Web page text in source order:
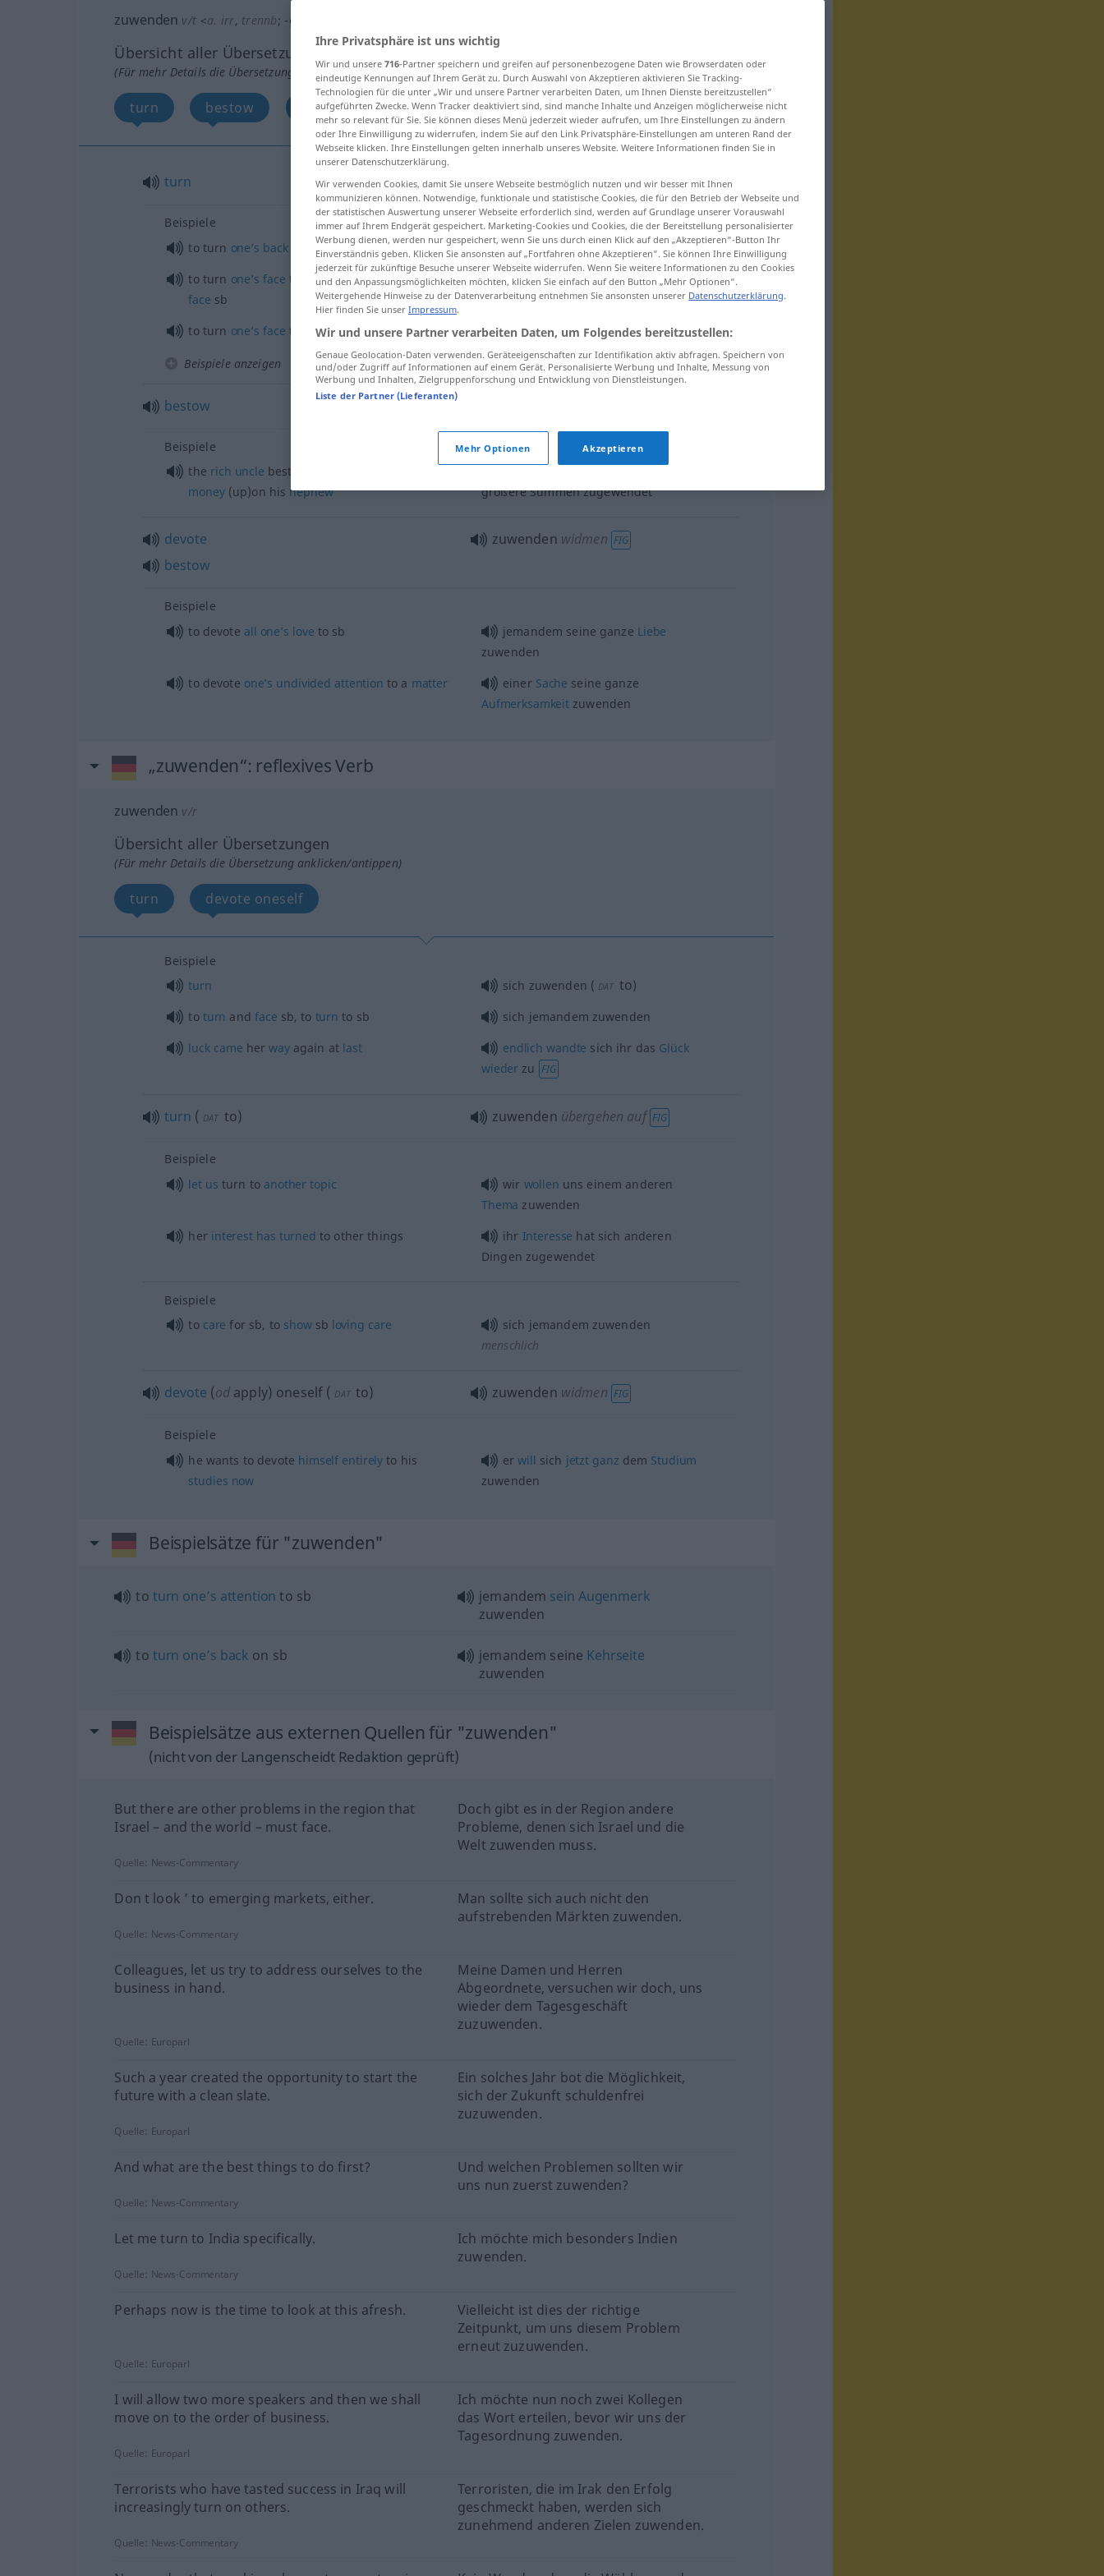
zuwenden v/t <a. irr, trennb; -ge-
Übersicht aller Übersetzungen
(Für mehr Details die Übersetzung anklicken/antippen)
turn bestow devote, bestow
turn zuwendenzukehren
Beispiele
to turn one’s backon sb jemandem denRückenzuwenden
to turn one’s face toward(s)sb, to (turn to)
face sb
jemandem das Gesichtzuwenden
to turn one’s face toward(s) thesun dasGesichtderSonnezuwenden
Beispiele anzeigen
bestow
Beispiele
the rich uncle bestowed
money(up)on his nephew
größere Summen zugewendet
devote
bestow
zuwenden widmen FIG
Beispiele
to devote all one’s love tosb jemandem seine ganze Liebe
zuwenden
to devote one’s undivided attention to a matter einer Sache seine ganze
Aufmerksamkeit zuwenden
„zuwenden“: reflexives Verb
zuwenden v/r
Übersicht aller Übersetzungen
(Für mehr Details die Übersetzung anklicken/antippen)
turn devote oneself
Beispiele
turn
sich zuwenden ( DAT to)
to turn and face sb, to turn to sb
sich jemandem zuwenden
luck came herwayagain at last endlich wandte sich ihr das Glück
wieder zu FIG
turn ( DAT to) zuwenden übergehen auf FIG
Beispiele
let us turn to another topic wir wollen uns einem anderen
Thema zuwenden
her interest has turned to other things ihr Interesse hat sich anderen
Dingen zugewendet
Beispiele
to care forsb, to showsb loving care
sich jemandem zuwenden
menschlich
devote (od apply) oneself ( DAT to) zuwenden widmen FIG
Beispiele
he wants to devote himself entirely to his
studies now
erwill sich jetzt ganz dem Studium
zuwenden
Beispielsätze für "zuwenden"
to turn one’s attention to sb jemandem sein Augenmerk
zuwenden
to turn one’s back on sb jemandem seine Kehrseite
zuwenden
Beispielsätze aus externen Quellen für "zuwenden"
(nicht von der Langenscheidt Redaktion geprüft)
But there are other problems in the region that
Israel – and the world – must face.
Doch gibt es in der Region andere
Probleme, denen sich Israel und die
Welt zuwenden muss.
Quelle: News-Commentary
Don t look ’ to emerging markets, either.
Man sollte sich auch nicht den
aufstrebenden Märkten zuwenden.
Quelle: News-Commentary
Colleagues, let us try to address ourselves to the
business in hand.
Meine Damen und Herren
Abgeordnete, versuchen wir doch, uns
wieder dem Tagesgeschäft
zuzuwenden.
Quelle: Europarl
Such a year created the opportunity to start the
future with a clean slate.
Ein solches Jahr bot die Möglichkeit,
sich der Zukunft schuldenfrei
zuzuwenden.
Quelle: Europarl
And what are the best things to do first?
Und welchen Problemen sollten wir
uns nun zuerst zuwenden?
Quelle: News-Commentary
Let me turn to India specifically.
Ich möchte mich besonders Indien
zuwenden.
Quelle: News-Commentary
Perhaps now is the time to look at this afresh.
Vielleicht ist dies der richtige
Zeitpunkt, um uns diesem Problem
erneut zuzuwenden.
Quelle: Europarl
I will allow two more speakers and then we shall
move on to the order of business.
Ich möchte nun noch zwei Kollegen
das Wort erteilen, bevor wir uns der
Tagesordnung zuwenden.
Quelle: Europarl
Terrorists who have tasted success in Iraq will
increasingly turn on others.
Terroristen, die im Irak den Erfolg
geschmeckt haben, werden sich
zunehmend anderen Zielen zuwenden.
Quelle: News-Commentary
Ihre Privatsphäre ist uns wichtig
Wir und unsere 716-Partner speichern und greifen auf personenbezogene Daten wie Browserdaten oder
eindeutige Kennungen auf Ihrem Gerät zu. Durch Auswahl von Akzeptieren aktivieren Sie Tracking-
Technologien für die unter „Wir und unsere Partner verarbeiten Daten, um Ihnen Dienste bereitzustellen“
aufgeführten Zwecke. Wenn Tracker deaktiviert sind, sind manche Inhalte und Anzeigen möglicherweise nicht
mehr so relevant für Sie. Sie können dieses Menü jederzeit wieder aufrufen, um Ihre Einstellungen zu ändern
oder Ihre Einwilligung zu widerrufen, indem Sie auf den Link Privatsphäre-Einstellungen am unteren Rand der
Webseite klicken. Ihre Einstellungen gelten innerhalb unseres Website. Weitere Informationen finden Sie in
unserer Datenschutzerklärung.
Wir verwenden Cookies, damit Sie unsere Webseite bestmöglich nutzen und wir besser mit Ihnen
kommunizieren können. Notwendige, funktionale und statistische Cookies, die für den Betrieb der Webseite und
der statistischen Auswertung unserer Webseite erforderlich sind, werden auf Grundlage unserer Vorauswahl
immer auf Ihrem Endgerät gespeichert. Marketing-Cookies und Cookies, die der Bereitstellung personalisierter
Werbung dienen, werden nur gespeichert, wenn Sie uns durch einen Klick auf den „Akzeptieren“-Button Ihr
Einverständnis geben. Klicken Sie ansonsten auf „Fortfahren ohne Akzeptieren“. Sie können Ihre Einwilligung
jederzeit für zukünftige Besuche unserer Webseite widerrufen. Wenn Sie weitere Informationen zu den Cookies
und den Anpassungsmöglichkeiten möchten, klicken Sie einfach auf den Button „Mehr Optionen“.
Weitergehende Hinweise zu der Datenverarbeitung entnehmen Sie ansonsten unserer Datenschutzerklärung.
Hier finden Sie unser Impressum.
Wir und unsere Partner verarbeiten Daten, um Folgendes bereitzustellen:
Genaue Geolocation-Daten verwenden. Geräteeigenschaften zur Identifikation aktiv abfragen. Speichern von
und/oder Zugriff auf Informationen auf einem Gerät. Personalisierte Werbung und Inhalte, Messung von
Werbung und Inhalten, Zielgruppenforschung und Entwicklung von Dienstleistungen.
Liste der Partner (Lieferanten)
Mehr Optionen Akzeptieren